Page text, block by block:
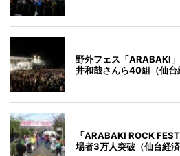
野外フェス「ARABAKI
井和哉さんら40組（仙台
「ARABAKI ROCK
場者3万人突破（仙台経済